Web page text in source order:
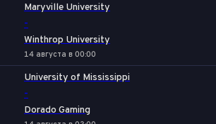
Maryville University
-
Winthrop University
14 августа в 00:00
University of Mississippi
-
Dorado Gaming